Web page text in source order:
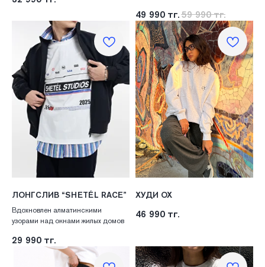
49 990 тг. 59 990 тг.
ЛОНГСЛИВ “SHETÉL RACE”
Вдохновлен алматинскими
узорами над окнами жилых домов
29 990 тг.
ХУДИ OX
46 990 тг.